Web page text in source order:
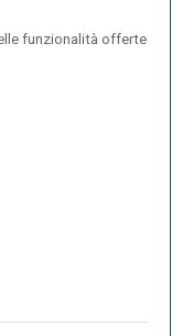
grafici alla
firme e
ad altri
funzionalità offerte